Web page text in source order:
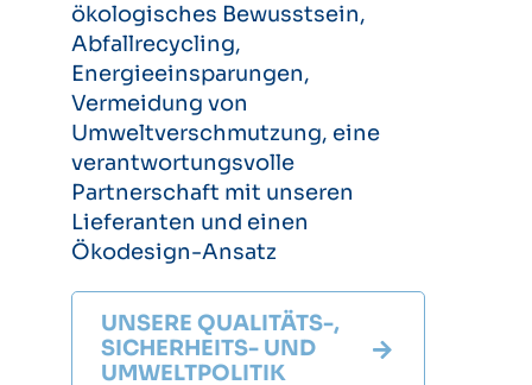
ökologisches Bewusstsein,
Abfallrecycling,
Energieeinsparungen,
Vermeidung von
Umweltverschmutzung, eine
verantwortungsvolle
Partnerschaft mit unseren
Lieferanten und einen
Ökodesign-Ansatz
UNSERE QUALITÄTS-,
SICHERHEITS- UND
UMWELTPOLITIK